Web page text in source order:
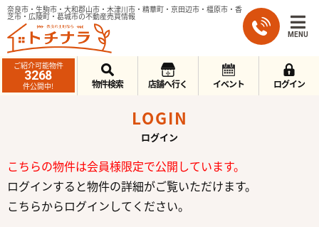
奈良市・生駒市・大和郡山市・木津川市・精華町・京田辺市・橿原市・香
芝市・広陵町・葛城市の不動産売買情報
MENU
ご紹介可能物件
3268
件公開中! 物件検索 店舗へ行く イベント ログイン
LOGIN
ログイン
こちらの物件は会員様限定で公開しています。
ログインすると物件の詳細がご覧いただけます。
こちらからログインしてください。